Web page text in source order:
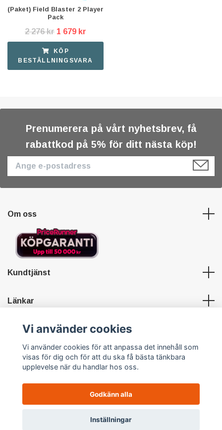
(Paket) Field Blaster 2 Player
Pack
2 276 kr 1 679 kr
KÖP
BESTÄLLNINGSVARA
Prenumerera på vårt nyhetsbrev, få
rabattkod på 5% för ditt nästa köp!
Om oss
Kundtjänst
Länkar
Sociala medier
© 2026 HypersportsPowered by Quickbutik
Vi använder cookies
Vi använder cookies för att anpassa det innehåll som
visas för dig och för att du ska få bästa tänkbara
upplevelse när du handlar hos oss.
Godkänn alla
Inställningar